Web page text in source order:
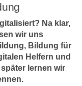
Na klar,
wir uns
Bildung für
Helfern und
lernen wir